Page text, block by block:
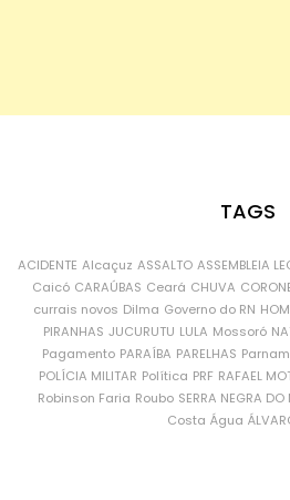
TAGS
ACIDENTE Alcaçuz ASSALTO ASSEMBLEIA
Caicó CARAÚBAS Ceará CHUVA
currais novos Dilma Governo do RN
PIRANHAS JUCURUTU LULA Mossoró
Pagamento PARAÍBA PARELHAS
POLÍCIA MILITAR Política PRF RAFAEL
Robinson Faria Roubo SERRA NEGRA DO
Costa Água